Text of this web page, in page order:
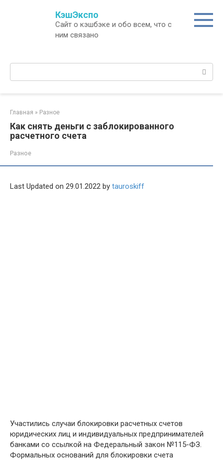
КэшЭкспо
Сайт о кэшбэке и обо всем, что с
ним связано
Поиск:
Главная » Разное
Как снять деньги с заблокированного
расчетного счета
Разное
Last Updated on 29.01.2022 by tauroskiff
Участились случаи блокировки расчетных счетов
юридических лиц и индивидуальных предпринимателей
банками со ссылкой на Федеральный закон №115-ФЗ.
Формальных оснований для блокировки счета